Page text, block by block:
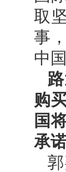
取
事
中国
购
国
承